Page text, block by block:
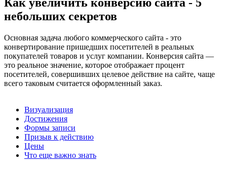
небольших секретов
Основная задача любого коммерческого сайта - это
конвертирование пришедших посетителей в реальных
покупателей товаров и услуг компании. Конверсия сайта —
это реальное значение, которое отображает процент
посетителей, совершивших целевое действие на сайте, чаще
всего таковым считается оформленный заказ.
Визуализация
Достижения
Формы записи
Призыв к действию
Цены
Что еще важно знать